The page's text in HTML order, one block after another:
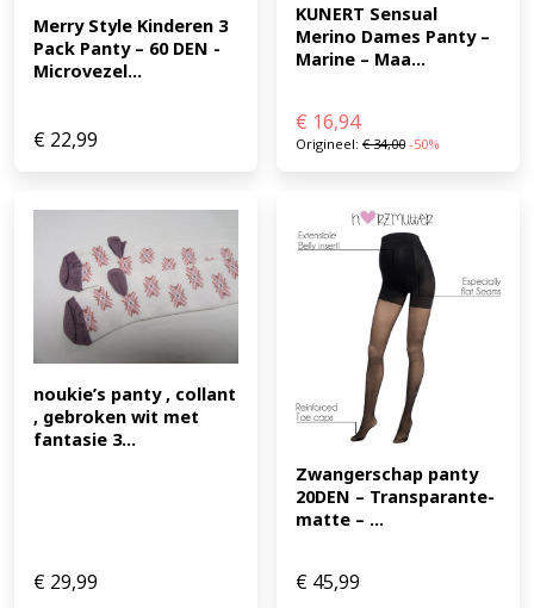
Merry Style Kinderen 3
Pack Panty – 60 DEN -
Microvezel...
€ 22,99
KUNERT Sensual
Merino Dames Panty –
Marine – Maa...
€ 16,94
Origineel: €34,00 -50%
noukie’s panty , collant
, gebroken wit met
fantasie 3...
€ 29,99
Zwangerschap panty
20DEN – Transparante-
matte – ...
€ 45,99